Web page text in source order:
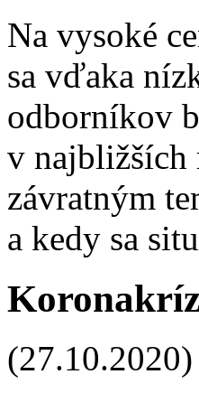
Na vysoké
sa vďaka
odborníkov
v najbližších
závratným
a kedy sa
(27.10.2020)